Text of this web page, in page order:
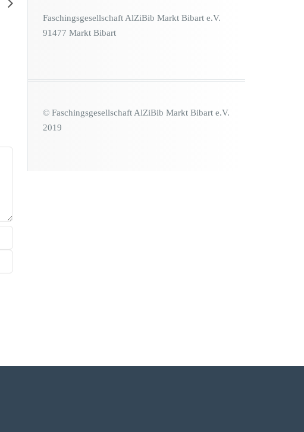
Faschingsgesellschaft AlZiBib Markt Bibart e.V.
91477 Markt Bibart
© Faschingsgesellschaft AlZiBib Markt Bibart e.V.
2019